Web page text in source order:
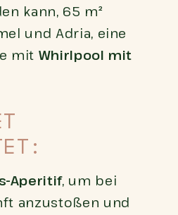
kann, 65 m²
und Adria, eine
mit Whirlpool mit
Aperitif, um bei
anzustoßen und